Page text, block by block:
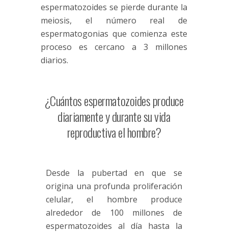
espermatozoides se pierde durante la
meiosis, el número real de
espermatogonias que comienza este
proceso es cercano a 3 millones
diarios.
¿Cuántos espermatozoides produce
diariamente y durante su vida
reproductiva el hombre?
Desde la pubertad en que se
origina una profunda proliferación
celular, el hombre produce
alrededor de 100 millones de
espermatozoides al día hasta la